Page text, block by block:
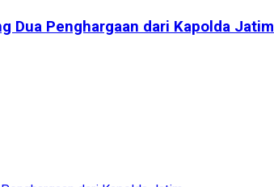
Dua Penghargaan dari Kapolda Jatim